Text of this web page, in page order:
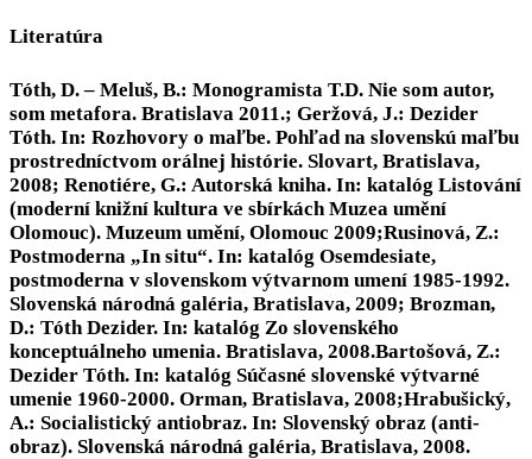
Literatúra
Tóth, D. – Meluš, B.: Monogramista T.D. Nie som autor,
som metafora. Bratislava 2011.; Geržová, J.: Dezider
Tóth. In: Rozhovory o maľbe. Pohľad na slovenskú maľbu
prostredníctvom orálnej histórie. Slovart, Bratislava,
2008; Renotiére, G.: Autorská kniha. In: katalóg Listování
(moderní knižní kultura ve sbírkách Muzea umění
Olomouc). Muzeum umění, Olomouc 2009;Rusinová, Z.:
Postmoderna „In situ“. In: katalóg Osemdesiate,
postmoderna v slovenskom výtvarnom umení 1985-1992.
Slovenská národná galéria, Bratislava, 2009; Brozman,
D.: Tóth Dezider. In: katalóg Zo slovenského
konceptuálneho umenia. Bratislava, 2008.Bartošová, Z.:
Dezider Tóth. In: katalóg Súčasné slovenské výtvarné
umenie 1960-2000. Orman, Bratislava, 2008;Hrabušický,
A.: Socialistický antiobraz. In: Slovenský obraz (anti-
obraz). Slovenská národná galéria, Bratislava, 2008.